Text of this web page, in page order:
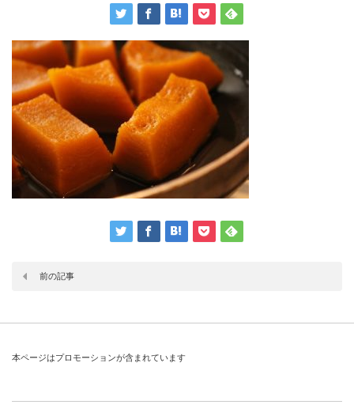
前の記事
本ページはプロモーションが含まれています